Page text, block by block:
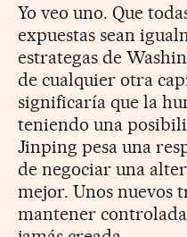
Yo veo uno. Que
expuestas sean
estrategas de
de cualquier otra
significaría que la
teniendo una
Jinping pesa una
de negociar una
mejor. Unos nuevos
mantener